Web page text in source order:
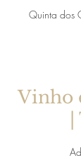
Quinta dos
Vinho